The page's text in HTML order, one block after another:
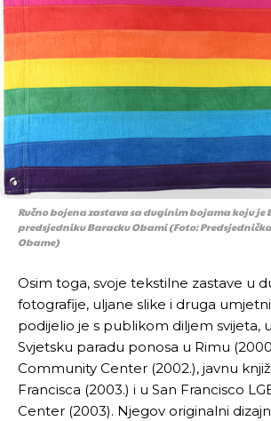
Ručno bojena zastava sa duginim bojama koju je
predsjedniku Baracku Obami (Foto:
Obame)
Osim toga, svoje tekstilne zastave u
fotografije, uljane slike i druga
podijelio je s publikom diljem svijeta,
Svjetsku paradu ponosa u Rimu
Community Center (2002.), javnu
Francisca (2003.) i u San Francisco
Center (2003). Njegov originalni